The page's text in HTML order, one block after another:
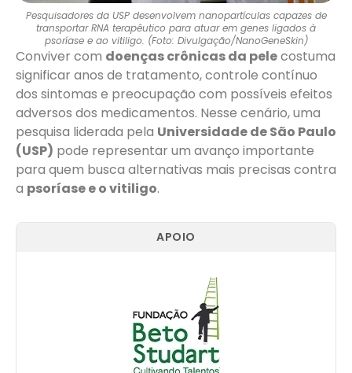
Pesquisadores da USP desenvolvem nanopartículas capazes de
transportar RNA terapêutico para atuar em genes ligados à
psoríase e ao vitiligo. (Foto: Divulgação/NanoGeneSkin)
Conviver com doenças crônicas da pelecostuma
significar anos de tratamento, controle contínuo
dos sintomas e preocupação com possíveis efeitos
adversos dos medicamentos. Nesse cenário, uma
pesquisa liderada pela Universidade de São Paulo
(USP) pode representar um avanço importante
para quem busca alternativas mais precisas contra
a psoríase e o vitiligo.
APOIO